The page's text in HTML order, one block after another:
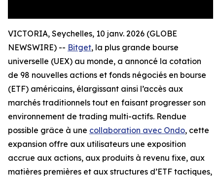
VICTORIA, Seychelles, 10 janv. 2026 (GLOBE
NEWSWIRE) -- Bitget, la plus grande bourse
universelle (UEX) au monde, a annoncé la cotation
de 98 nouvelles actions et fonds négociés en bourse
(ETF) américains, élargissant ainsi l’accès aux
marchés traditionnels tout en faisant progresser son
environnement de trading multi-actifs. Rendue
possible grâce à une collaboration avec Ondo, cette
expansion offre aux utilisateurs une exposition
accrue aux actions, aux produits à revenu fixe, aux
matières premières et aux structures d’ETF tactiques,